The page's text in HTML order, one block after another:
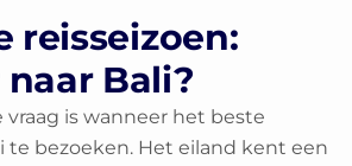
reisseizoen:
Bali?
vraag is wanneer het beste
te bezoeken. Het eiland kent een